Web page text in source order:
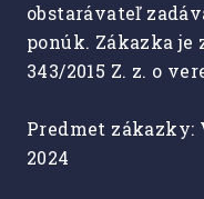
obstarávateľ
ponúk. Zákazka je
343/2015 Z. z. o
Predmet zákazky:
2024